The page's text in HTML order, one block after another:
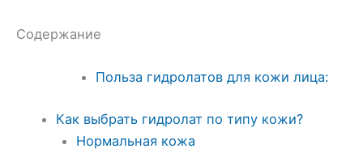
Содержание
Польза гидролатов для кожи лица:
Как выбрать гидролат по типу кожи?
Нормальная кожа